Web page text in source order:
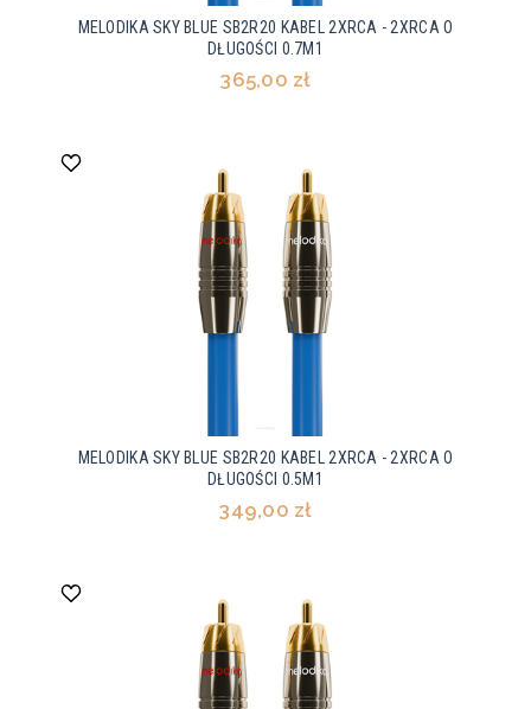
MELODIKA SKY BLUE SB2R20 KABEL 2XRCA - 2XRCA O
DŁUGOŚCI 0.7M1
365,00 zł
MELODIKA SKY BLUE SB2R20 KABEL 2XRCA - 2XRCA O
DŁUGOŚCI 0.5M1
349,00 zł